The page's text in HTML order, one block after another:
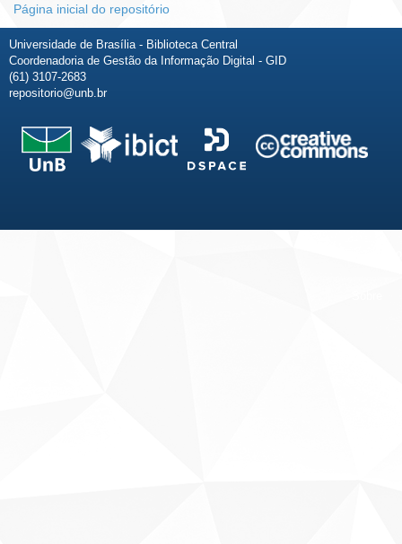
Página inicial do repositório
Universidade de Brasília - Biblioteca Central
Coordenadoria de Gestão da Informação Digital - GID
(61) 3107-2683
repositorio@unb.br